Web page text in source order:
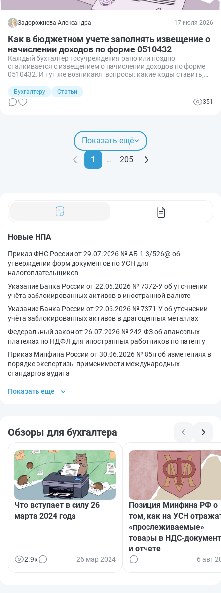
Задорожнева Александра 17 июля 2026
Как в бюджетном учете заполнять извещение о
начислении доходов по форме 0510432
Каждый бухгалтер госучреждения рано или поздно
сталкивается с извещением о начислении доходов по форме
0510432. И тут же возникают вопросы: какие коды ставить,
оспаривании начислений? Расскажу, как заполнить каждый
раздел ф. 0510432 и избежать типичных ошибок, чтобы
документ прошел контроль без замечаний.
Бухгалтеру
Статьи
351
Показать ещё
1 … 205
Новые НПА
Приказ ФНС России от 29.07.2026 № АБ-1-3/526@ об
утверждении форм документов по УСН для
налогоплательщиков
Указание Банка России от 22.06.2026 № 7372-У об уточнении
учёта заблокированных активов в иностранной валюте
Указание Банка России от 22.06.2026 № 7371-У об уточнении
учёта заблокированных активов в драгоценных металлах
Федеральный закон от 26.07.2026 № 242-ФЗ об авансовых
платежах по НДФЛ для иностранных работников по патенту
Приказ Минфина России от 30.06.2026 № 85н об изменениях в
порядке экспертизы применимости международных
стандартов аудита
Показать еще
Обзоры для бухгалтера
Что вступает в силу 26
марта 2024 года
2.9к 26 мар 2024
Позиция Минфина РФ о
том, как на УСН
«прослеживаемые»
товары в НДС-
и отчете
6 авг